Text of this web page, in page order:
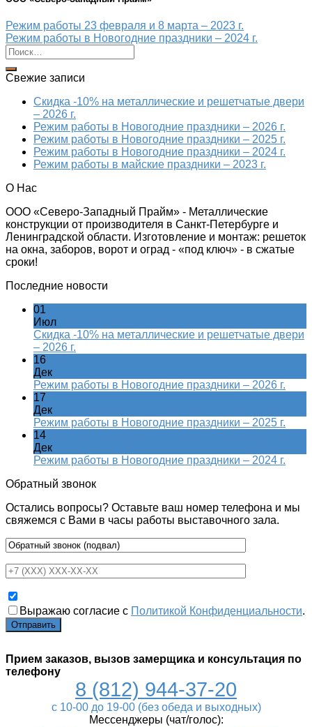
Режим работы 23 февраля и 8 марта – 2023 г.
Режим работы в Новогодние праздники – 2024 г.
Свежие записи
Скидка -10% на металлические и решетчатые двери
– 2026 г.
Режим работы в Новогодние праздники – 2026 г.
Режим работы в Новогодние праздники – 2025 г.
Режим работы в Новогодние праздники – 2024 г.
Режим работы в майские праздники – 2023 г.
О Нас
ООО «Северо-Западный Прайм» - Металлические
конструкции от производителя в Санкт-Петербурге и
Ленинградской области. Изготовление и монтаж: решеток
на окна, заборов, ворот и оград - «под ключ» - в сжатые
сроки!
Последние новости
01
Июл
Скидка -10% на металлические и решетчатые двери
– 2026 г.
16
Дек
Режим работы в Новогодние праздники – 2026 г.
17
Дек
Режим работы в Новогодние праздники – 2025 г.
14
Дек
Режим работы в Новогодние праздники – 2024 г.
Обратный звонок
Остались вопросы? Оставьте ваш номер телефона и мы
свяжемся с Вами в часы работы выставочного зала.
Выражаю согласие с Политикой Конфиденциальности.
Прием заказов, вызов замерщика и консультация по
телефону
8 (812) 944-37-20
c 10-00 до 19-00 (без обеда и выходных)
Мессенджеры (чат/голос):